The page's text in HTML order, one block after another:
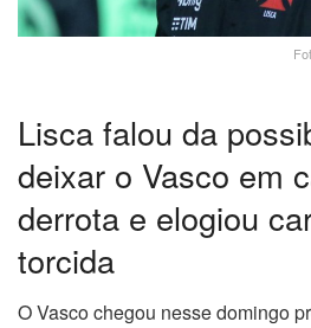
Lisca falou da
deixar o Vasco em
derrota e elogiou
torcida
O Vasco chegou nesse domingo